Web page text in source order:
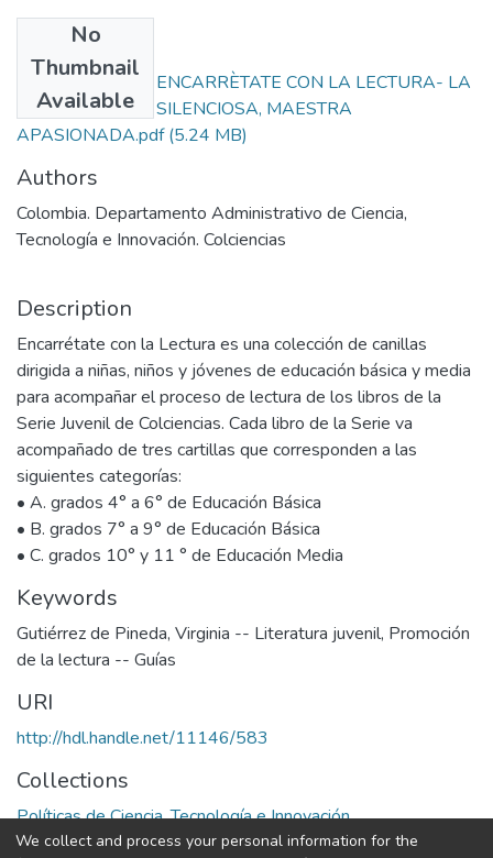
No
Thumbnail
Available
157. CARTILLAS ENCARRÈTATE CON LA LECTURA- LA
OBSERVADORA SILENCIOSA, MAESTRA
APASIONADA.pdf(5.24 MB)
Authors
Colombia. Departamento Administrativo de Ciencia,
Tecnología e Innovación. Colciencias
Description
Encarrétate con la Lectura es una colección de canillas
dirigida a niñas, niños y jóvenes de educación básica y media
para acompañar el proceso de lectura de los libros de la
Serie Juvenil de Colciencias. Cada libro de la Serie va
acompañado de tres cartillas que corresponden a las
siguientes categorías:
• A. grados 4° a 6° de Educación Básica
• B. grados 7° a 9° de Educación Básica
• C. grados 10° y 11 ° de Educación Media
Keywords
Gutiérrez de Pineda, Virginia -- Literatura juvenil, Promoción
de la lectura -- Guías
URI
http://hdl.handle.net/11146/583
Collections
Políticas de Ciencia, Tecnología e Innovación
We collect and process your personal information for the